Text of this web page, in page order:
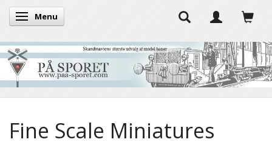
Skifte navigation
Menu
Fine Scale Miniatures